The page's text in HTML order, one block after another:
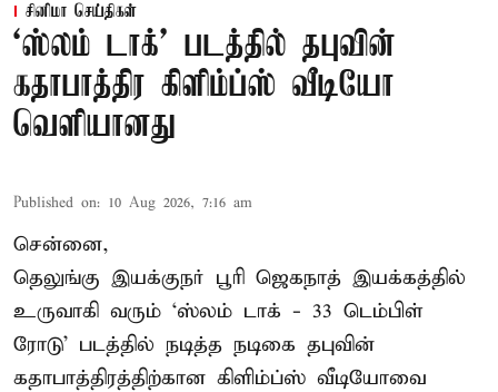
சினிமா செய்திகள்
‘ஸ்லம் டாக்’ படத்தில் தபுவின்
கதாபாத்திர கிளிம்ப்ஸ் வீடியோ
வெளியானது
Published on: 10 Aug 2026, 7:16 am
சென்னை,
தெலுங்கு இயக்குநர் பூரி ஜெகநாத் இயக்கத்தில்
உருவாகி வரும் ‘ஸ்லம் டாக் - 33 டெம்பிள்
ரோடு’ படத்தில் நடித்த நடிகை தபுவின்
கதாபாத்திரத்திற்கான கிளிம்ப்ஸ் வீடியோவை